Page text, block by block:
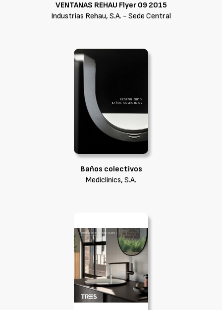
VENTANAS REHAU Flyer 09 2015
Industrias Rehau, S.A. - Sede Central
Baños colectivos
Mediclinics, S.A.